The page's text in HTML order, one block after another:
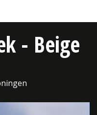
- Beige